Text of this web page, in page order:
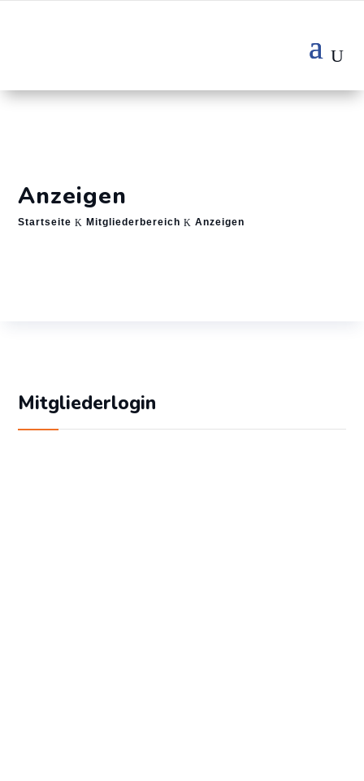
Anzeigen
Startseite K Mitgliederbereich K Anzeigen
Mitgliederlogin